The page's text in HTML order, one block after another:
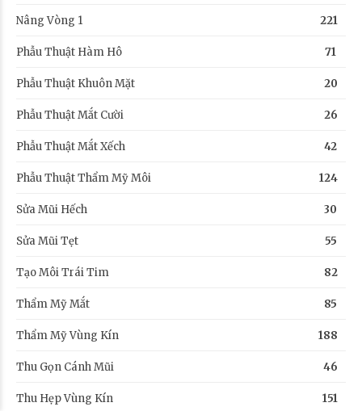
Nâng Vòng 1 221
Phẫu Thuật Hàm Hô 71
Phẫu Thuật Khuôn Mặt 20
Phẫu Thuật Mắt Cười 26
Phẫu Thuật Mắt Xếch 42
Phẫu Thuật Thẩm Mỹ Môi 124
Sửa Mũi Hếch 30
Sửa Mũi Tẹt 55
Tạo Môi Trái Tim 82
Thẩm Mỹ Mắt 85
Thẩm Mỹ Vùng Kín 188
Thu Gọn Cánh Mũi 46
Thu Hẹp Vùng Kín 151